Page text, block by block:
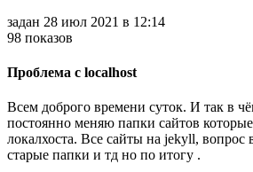
задан 28 июл 2021 в 12:14
98 показов
Проблема с localhost
Всем доброго времени суток. И так в
постоянно меняю папки сайтов
локалхоста. Все сайты на jekyll, вопрос
старые папки и тд но по итогу .